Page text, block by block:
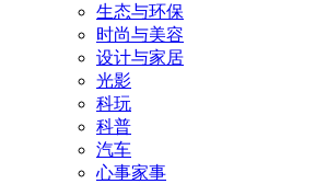
生态与环保
时尚与美容
设计与家居
光影
科玩
科普
汽车
心事家事